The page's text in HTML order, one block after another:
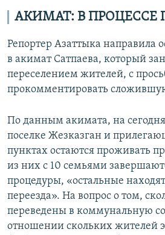
АКИМАТ: В ПРОЦЕССЕ
Репортер Азаттыка направила
в акимат Сатпаева, который
переселением жителей, с
прокомментировать
По данным акимата, на
поселке Жезказган и
пунктах остаются проживать
из них с 10 семьями
процедуры, «остальные
переезда». На вопрос о том,
переведены в коммунальную
отношении скольких жителей